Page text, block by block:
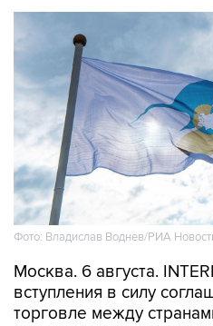
Фото: Владислав Воднев/РИА
Москва. 6 августа.
вступления в силу
торговле между